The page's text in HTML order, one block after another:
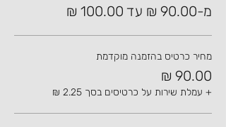
מ-‏90.00 ‏₪ עד ‏100.00 ‏₪
מחיר כרטיס בהזמנה מוקדמת
+ עמלת שירות על כרטיסים בסך ‏2.25 ‏₪